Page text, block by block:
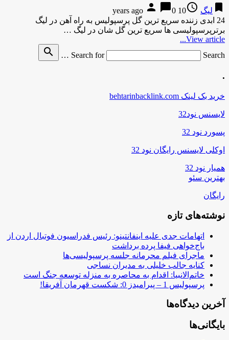
bookmark لیگ access_time
10 years ago
person chat_bubble0
24 ابدی زننده سریع ترین گل پرسپولیس به راه آهن در لیگ
برترپرسپولیسی ها سریع ترین گل شان در لیگ …
View article...
Search for
Search …
search
.
خرید بک لینک behtarinbacklink.com
لایسنس نود32
پسورد نود 32
اوکلی لایسنس رایگان نود 32
همیار نود 32
بهترین سئو
رایگان
نوشته‌های تازه
اتهامات جدی علیه اینفانتینو: رئیس فدراسیون فوتبال اردن از
باج‌خواهی فیفا پرده برداشت
ماجرای فیلم محرمانه جلسه پرسپولیسی‌ها
کنایه جالب خلیلی به مدیران نساجی
خاتم‌الانبیا: اقدام به محاصره به منزله توسعه جنگ است
پرسپولیس 1 – پیرامیدز 0: شکست قهرمان آفریقا!
آخرین دیدگاه‌ها
بایگانی‌ها